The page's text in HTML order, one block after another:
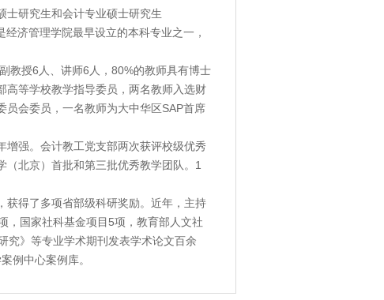
研究生和会计专业硕士研究生
济管理学院最早设立的本科专业之一，
授6人、讲师6人，80%的教师具有博士
高等学校教学指导委员，两名教师入选财
会委员，一名教师为大中华区SAP首席
强。会计教工党支部两次获评校级优秀
北京）首批和第三批优秀教学团队。1
得了多项省部级科研奖励。近年，主持
，国家社科基金项目5项，教育部人文社
究》等专业学术期刊发表学术论文百余
例中心案例库。